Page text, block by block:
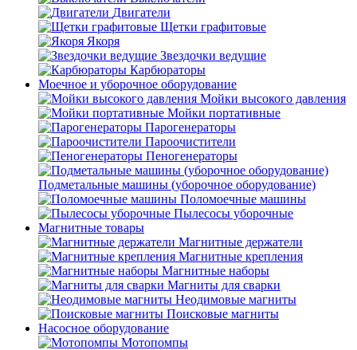
Двигатели
Щетки графитовые
Якоря
Звездочки ведущие
Карбюраторы
Моечное и уборочное оборудование
Мойки высокого давления
Мойки портативные
Парогенераторы
Пароочистители
Пеногенераторы
Подметальные машины (уборочное оборудование)
Поломоечные машины
Пылесосы уборочные
Магнитные товары
Магнитные держатели
Магнитные крепления
Магнитные наборы
Магниты для сварки
Неодимовые магниты
Поисковые магниты
Насосное оборудование
Мотопомпы